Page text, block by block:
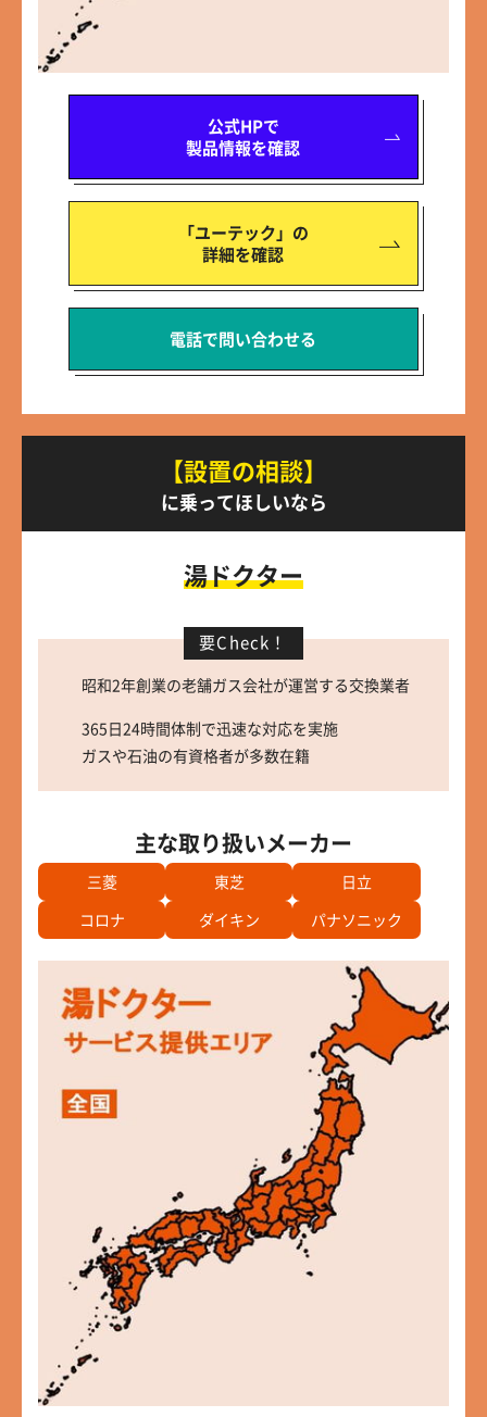
公式HPで
製品情報を確認
「ユーテック」の
詳細を確認
電話で問い合わせる
【設置の相談】
に乗ってほしいなら
湯ドクター
要Check！
昭和2年創業の老舗ガス会社が運営する交換業者
365日24時間体制で迅速な対応を実施
ガスや石油の有資格者が多数在籍
主な取り扱いメーカー
三菱 東芝
日立
コロナ
ダイキン パナソニック